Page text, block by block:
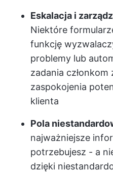
Eskalacja i
Niektóre
funkcję
problemy lub
zadania członkom
zaspokojenia
klienta
Pola
najważniejsze
potrzebujesz - a
dzięki